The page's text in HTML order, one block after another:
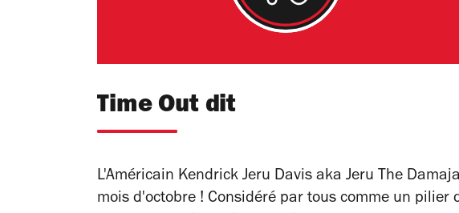
Time Out dit
L'Américain Kendrick Jeru Davis aka Jeru The Damaja
mois d'octobre ! Considéré par tous comme un pilier